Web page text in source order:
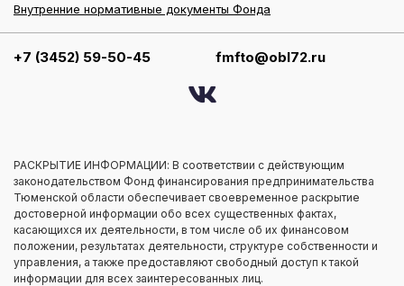
Внутренние нормативные документы Фонда
+7 (3452) 59-50-45 fmfto@obl72.ru
РАСКРЫТИЕ ИНФОРМАЦИИ: В соответствии с действующим
законодательством Фонд финансирования предпринимательства
Тюменской области обеспечивает своевременное раскрытие
достоверной информации обо всех существенных фактах,
касающихся их деятельности, в том числе об их финансовом
положении, результатах деятельности, структуре собственности и
управления, а также предоставляют свободный доступ к такой
информации для всех заинтересованных лиц.